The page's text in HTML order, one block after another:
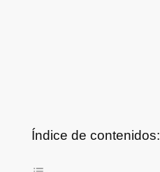
Índice de contenidos: